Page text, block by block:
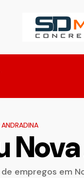
empregos em